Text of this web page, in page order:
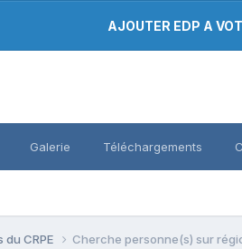
AJOUTER EDP A
Galerie Téléchargements
CRPE Cherche personne(s) sur